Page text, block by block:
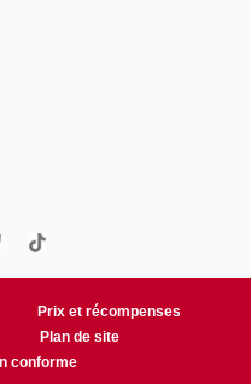
Prix et récompenses
Plan de site
conforme